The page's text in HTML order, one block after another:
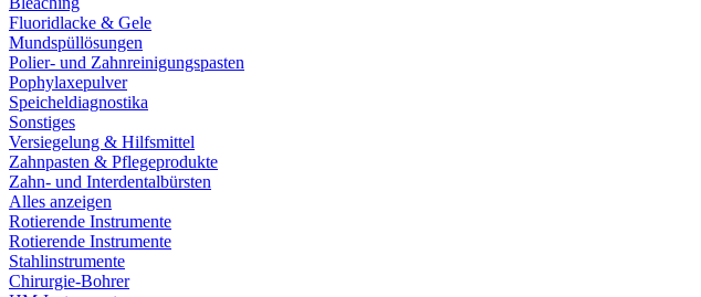
Fluoridlacke & Gele
Mundspüllösungen
Polier- und Zahnreinigungspasten
Pophylaxepulver
Speicheldiagnostika
Sonstiges
Versiegelung & Hilfsmittel
Zahnpasten & Pflegeprodukte
Zahn- und Interdentalbürsten
Alles anzeigen
Rotierende Instrumente
Rotierende Instrumente
Stahlinstrumente
Chirurgie-Bohrer